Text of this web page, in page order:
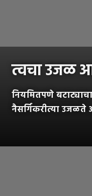
त्वचा उजळ
नियमितपणे
नैसर्गिकरीत्या उजळते